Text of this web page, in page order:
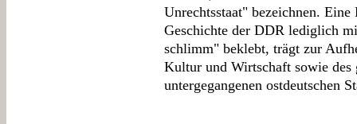
Unrechtsstaat" bezeichnen.
Geschichte der DDR lediglich
schlimm" beklebt, trägt zur
Kultur und Wirtschaft sowie des
untergegangenen ostdeutschen